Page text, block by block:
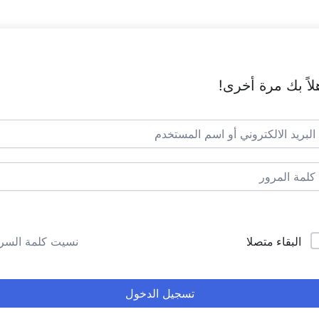
بك مرة أخرى!
البقاء متصلا نسيت كلمة
تسجيل الدخول